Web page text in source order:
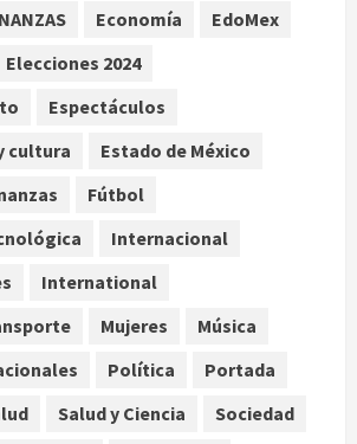
Desplome de la IA arrastra a fondos
estrella de Wall Street
Internacional
consumo de fruta ancestral con la
evolución del cerebro humano
EE.UU. amplía revisión de redes
y ciertos ciudadanos de México y
Canadá
Economía
EdoMex
Elecciones 2024
Espectáculos
cultura
Estado de México
Fútbol
Internacional
International
Mujeres
Música
Política
Portada
Salud y Ciencia
Sociedad